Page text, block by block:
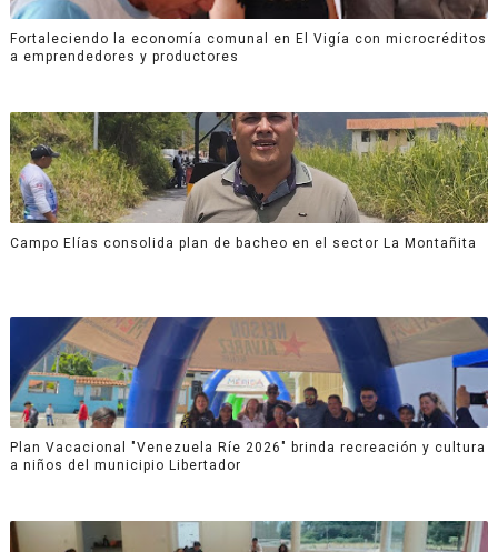
Fortaleciendo la economía comunal en El Vigía con microcréditos
a emprendedores y productores
Campo Elías consolida plan de bacheo en el sector La Montañita
Plan Vacacional "Venezuela Ríe 2026" brinda recreación y cultura
a niños del municipio Libertador